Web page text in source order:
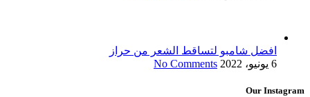
افضل شامبو لتساقط الشعر من حراز
6 يونيو، 2022
No Comments
Our Instagram